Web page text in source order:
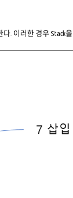
. 이러한 경우 Stack